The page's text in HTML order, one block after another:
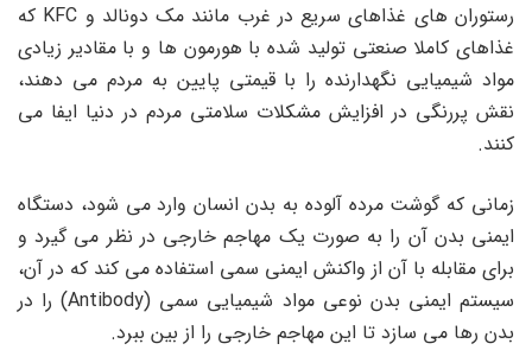
رستوران های غذاهای سریع در غرب مانند مک دونالد و KFC که
غذاهای کاملا صنعتی تولید شده با هورمون ها و با مقادیر زیادی
مواد شیمیایی نگهدارنده را با قیمتی پایین به مردم می دهند،
نقش پررنگی در افزایش مشکلات سلامتی مردم در دنیا ایفا می
کنند.
زمانی که گوشت مرده آلوده به بدن انسان وارد می شود، دستگاه
ایمنی بدن آن را به صورت یک مهاجم خارجی در نظر می گیرد و
برای مقابله با آن از واکنش ایمنی سمی استفاده می کند که در آن،
سیستم ایمنی بدن نوعی مواد شیمیایی سمی (Antibody) را در
بدن رها می سازد تا این مهاجم خارجی را از بین ببرد.